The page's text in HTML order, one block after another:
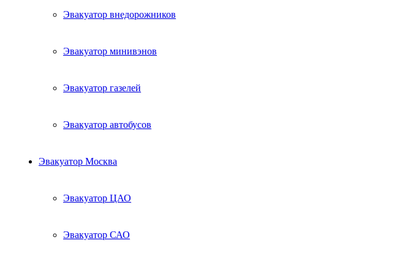
Эвакуатор внедорожников
Эвакуатор минивэнов
Эвакуатор газелей
Эвакуатор автобусов
Эвакуатор Москва
Эвакуатор ЦАО
Эвакуатор САО